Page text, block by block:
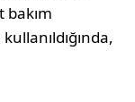
bakım